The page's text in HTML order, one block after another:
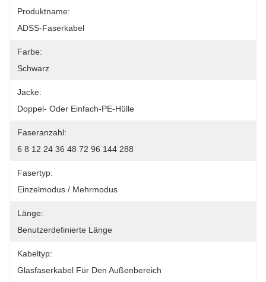
Produktname:
ADSS-Faserkabel
Farbe:
Schwarz
Jacke:
Doppel- Oder Einfach-PE-Hülle
Faseranzahl:
6 8 12 24 36 48 72 96 144 288
Fasertyp:
Einzelmodus / Mehrmodus
Länge:
Benutzerdefinierte Länge
Kabeltyp:
Glasfaserkabel Für Den Außenbereich